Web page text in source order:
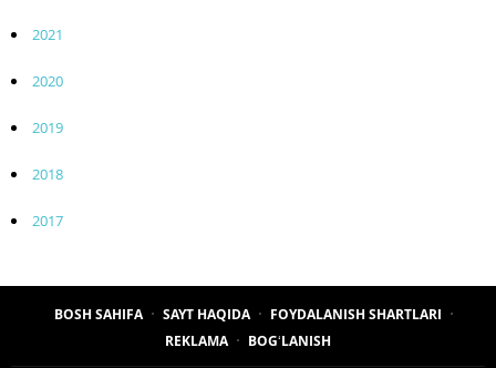
2021
2020
2019
2018
2017
BOSH SAHIFA SAYT HAQIDA
FOYDALANISH SHARTLARI
REKLAMA
BOGʻLANISH